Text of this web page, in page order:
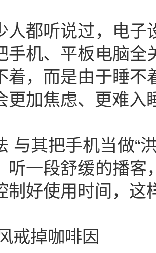
人都听说过，电子
手机、平板电脑全
着，而是由于睡不
更加焦虑、更难入
与其把手机当做“
听一段舒缓的播客
制好使用时间，这
戒掉咖啡因